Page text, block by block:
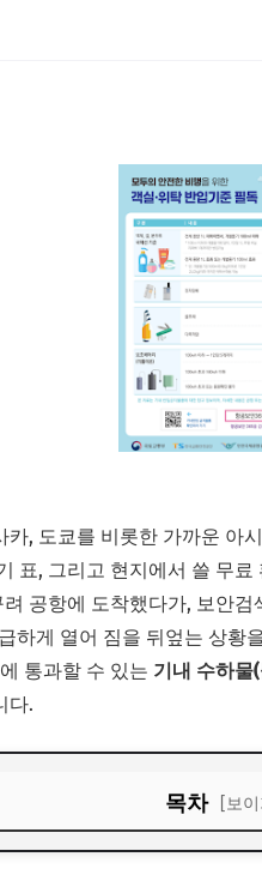
, 도쿄를 비롯한 가까운 아
표, 그리고 현지에서 쓸 무
공항에 도착했다가, 보안
하게 열어 짐을 뒤엎는 상황
통과할 수 있는 기내 수하물
다.
목차 [보이